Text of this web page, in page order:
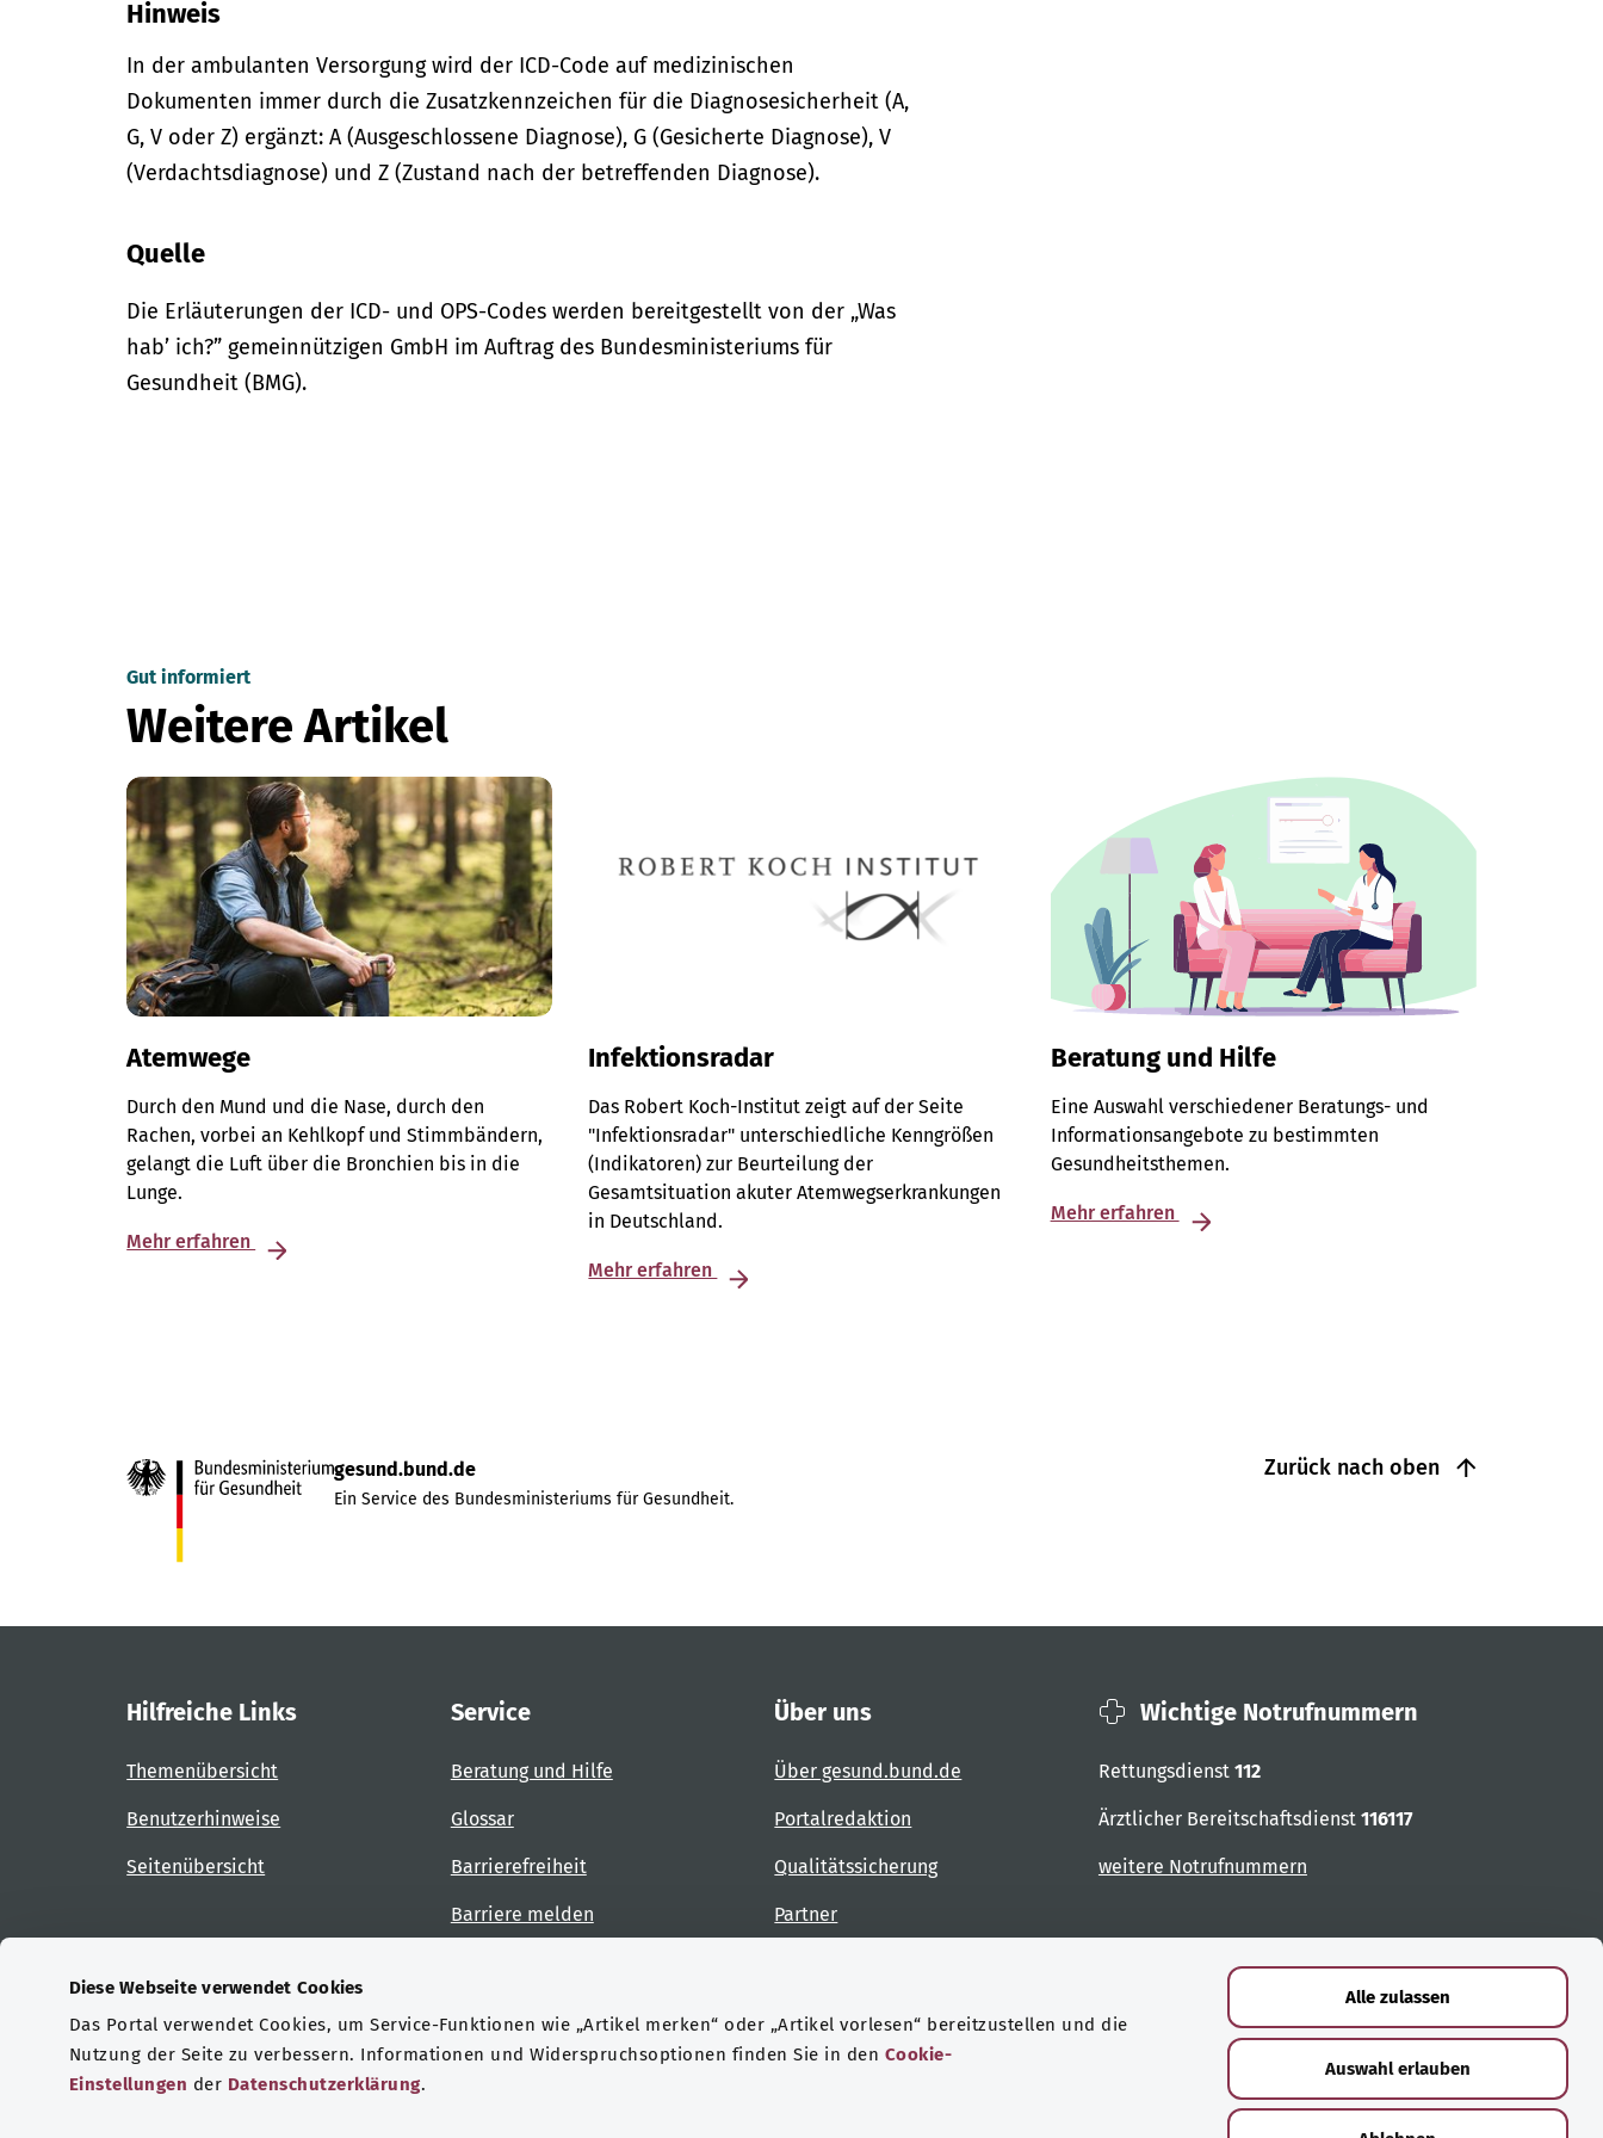
Diese Webseite verwendet Cookies
Das Portal verwendet Cookies, um Service-Funktionen wie „Artikel merken“ oder „Artikel vorlesen“ bereitzustellen und die
Nutzung der Seite zu verbessern. Informationen und Widerspruchsoptionen finden Sie in den Cookie-
Einstellungen der Datenschutzerklärung.
Alle zulassen
Auswahl erlauben
Hinweis
In derambulanten Versorgung wird der ICD-Code auf medizinischen
Dokumenten immer durch die Zusatzkennzeichen für die Diagnosesicherheit (A,
G, V oder Z) ergänzt: A (Ausgeschlossene Diagnose), G (Gesicherte Diagnose), V
(Verdachtsdiagnose) und Z (Zustand nach der betreffenden Diagnose).
Quelle
Die Erläuterungen der ICD- und OPS-Codes werden bereitgestellt von der „Was
hab’ ich?” gemeinnützigen GmbH im Auftrag des Bundesministeriums für
Gesundheit (BMG).
Gut informiert
Weitere Artikel
Atemwege
Durch den Mund und die Nase, durch den
Rachen, vorbei an Kehlkopf und Stimmbändern,
gelangt die Luft über die Bronchien bis in die
Lunge.
Mehr erfahren
Infektionsradar
Das Robert Koch-Institut zeigt auf der Seite
"Infektionsradar" unterschiedliche Kenngrößen
(Indikatoren) zur Beurteilung der
Gesamtsituation akuter Atemwegs­erkrankungen
in Deutschland.
Mehr erfahren
Beratung und Hilfe
Eine Auswahl verschiedener Beratungs- und
Informationsangebote zu bestimmten
Gesundheitsthemen.
Mehr erfahren
Zurück nach oben
gesund.bund.de
Ein Service des Bundesministeriums für Gesundheit.
Hilfreiche Links
Themenübersicht
Benutzerhinweise
Seitenübersicht
Service
Beratung und Hilfe
Glossar
Barrierefreiheit
Barriere melden
Über uns
Über gesund.bund.de
Portalredaktion
Qualitätssicherung
Partner
Wichtige Notrufnummern
Rettungsdienst 112
Ärztlicher Bereitschaftsdienst 116117
weitere Notrufnummern
Zertifizierungen